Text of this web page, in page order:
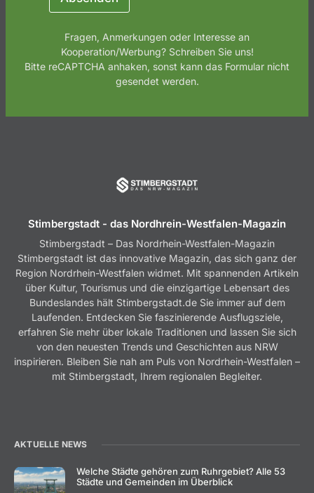
Fragen, Anmerkungen oder Interesse an
Kooperation/Werbung? Schreiben Sie uns!
Bitte reCAPTCHA anhaken, sonst kann das Formular nicht
gesendet werden.
Stimbergstadt - das Nordhrein-Westfalen-Magazin
Stimbergstadt – Das Nordrhein-Westfalen-Magazin
Stimbergstadt ist das innovative Magazin, das sich ganz der
Region Nordrhein-Westfalen widmet. Mit spannenden Artikeln
über Kultur, Tourismus und die einzigartige Lebensart des
Bundeslandes hält Stimbergstadt.de Sie immer auf dem
Laufenden. Entdecken Sie faszinierende Ausflugsziele,
erfahren Sie mehr über lokale Traditionen und lassen Sie sich
von den neuesten Trends und Geschichten aus NRW
inspirieren. Bleiben Sie nah am Puls von Nordrhein-Westfalen –
mit Stimbergstadt, Ihrem regionalen Begleiter.
AKTUELLE NEWS
Welche Städte gehören zum Ruhrgebiet? Alle 53
Städte und Gemeinden im Überblick